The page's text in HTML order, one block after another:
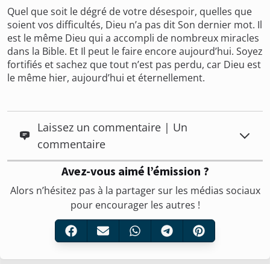
Quel que soit le dégré de votre désespoir, quelles que
soient vos difficultés, Dieu n’a pas dit Son dernier mot. Il
est le même Dieu qui a accompli de nombreux miracles
dans la Bible. Et Il peut le faire encore aujourd’hui. Soyez
fortifiés et sachez que tout n’est pas perdu, car Dieu est
le même hier, aujourd’hui et éternellement.
Laissez un commentaire | Un
commentaire
Avez-vous aimé l’émission ?
Alors n’hésitez pas à la partager sur les médias sociaux
pour encourager les autres !